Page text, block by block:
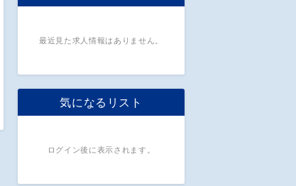
最近見た求人情報はありません。
気になるリスト
ログイン後に表示されます。